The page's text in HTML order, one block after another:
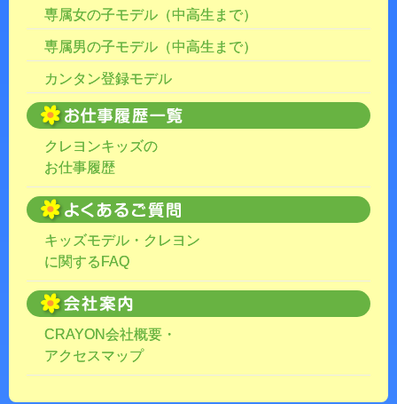
専属女の子モデル（中高生まで）
専属男の子モデル（中高生まで）
カンタン登録モデル
クレヨンキッズの
お仕事履歴
キッズモデル・クレヨン
に関するFAQ
CRAYON会社概要・
アクセスマップ